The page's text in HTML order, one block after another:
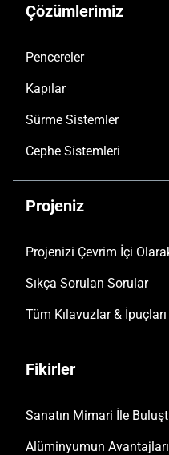
Çözümlerimiz
Pencereler
Kapılar
Sürme Sistemler
Cephe Sistemleri
Projeniz
Sıkça Sorulan Sorular
Tüm Kılavuzlar & İpuçları
Fikirler
Alüminyumun Avantajları